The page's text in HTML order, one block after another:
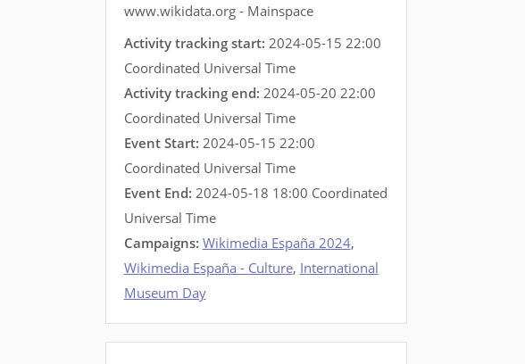
www.wikidata.org - Mainspace
Activity tracking start: 2024-05-15 22:00
Coordinated Universal Time
Activity tracking end: 2024-05-20 22:00
Coordinated Universal Time
Event Start: 2024-05-15 22:00
Coordinated Universal Time
Event End: 2024-05-18 18:00 Coordinated
Universal Time
Campaigns: Wikimedia España 2024,
Wikimedia España - Culture, International
Museum Day